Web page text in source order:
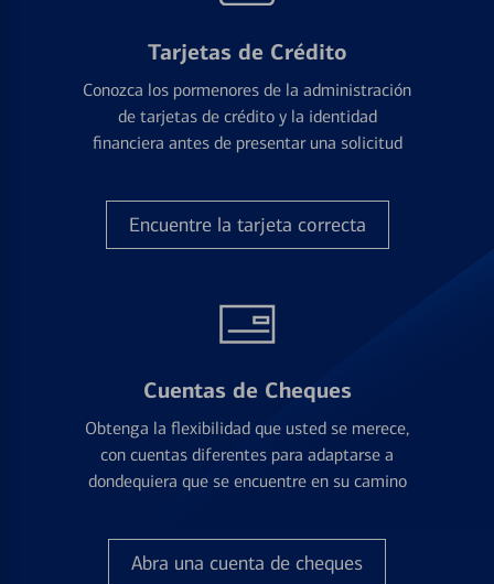
Tarjetas de Crédito
Conozca los pormenores de la administración
de tarjetas de crédito y la identidad
financiera antes de presentar una solicitud
Encuentre la tarjeta correcta
Cuentas de Cheques
Obtenga la flexibilidad que usted se merece,
con cuentas diferentes para adaptarse a
dondequiera que se encuentre en su camino
Abra una cuenta de cheques